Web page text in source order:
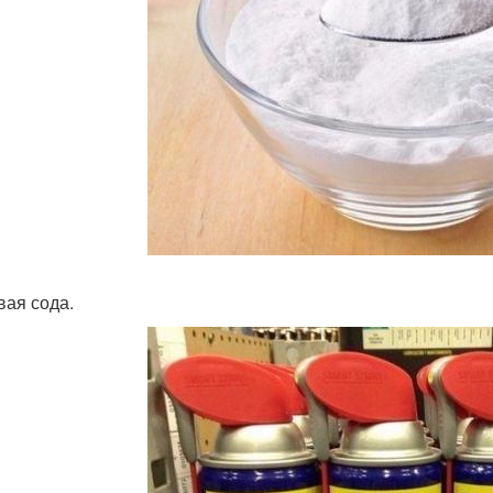
сода.